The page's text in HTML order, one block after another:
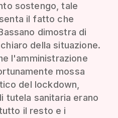
sostengo, tale
il fatto che
dimostra di
della situazione.
l'amministrazione
mossa
del lockdown,
tutela sanitaria erano
il resto e i